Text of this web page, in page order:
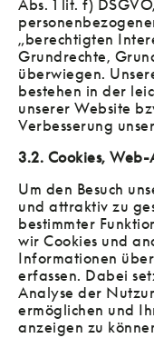
Abs. 1 lit. f)
„berechtigten
Grundrechte,
überwiegen.
bestehen in der
unserer Website
Verbesserung
3.2. Cookies,
Um den Besuch
und attraktiv zu
bestimmter
wir Cookies und
Informationen
erfassen. Dabei
Analyse der
ermöglichen und
anzeigen zu